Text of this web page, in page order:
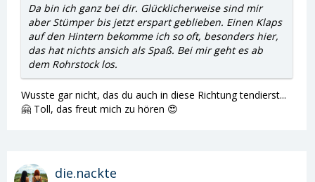
Da bin ich ganz bei dir. Glücklicherweise sind mir
aber Stümper bis jetzt erspart geblieben. Einen Klaps
auf den Hintern bekomme ich so oft, besonders hier,
das hat nichts ansich als Spaß. Bei mir geht es ab
dem Rohrstock los.
Wusste gar nicht, das du auch in diese Richtung tendierst...
🤗 Toll, das freut mich zu hören 😍
die.nackte